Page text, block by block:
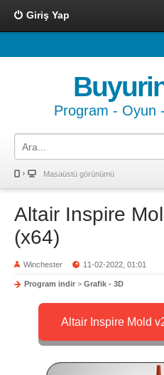
Giriş Yap
Program - Oyun
Masaüstü görünümü
Altair Inspire
(x64)
Winchester 11-02-2022, 01:01
Program indir > Grafik - 3D
Altair Inspire Mold